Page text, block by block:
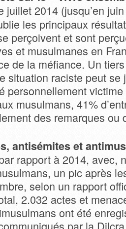
juillet 2014 (jusqu’en
les principaux
perçoivent et sont
et musulmanes en
de la méfiance. Un
situation raciste peut
personnellement victime
musulmans, 41%
des remarques
antisémites et
rapport à 2014, avec,
un pic après
selon un rapport
2.032 actes et
ont été
par la